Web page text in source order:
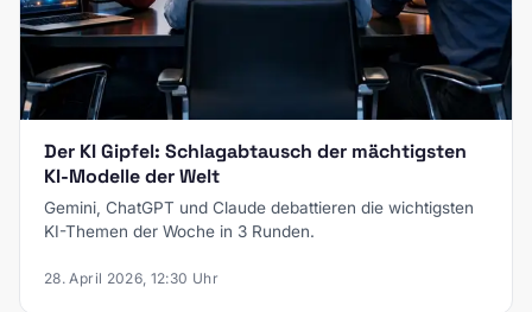
Der KI Gipfel: Schlagabtausch der mächtigsten
KI-Modelle der Welt
Gemini, ChatGPT und Claude debattieren die wichtigsten
KI-Themen der Woche in 3 Runden.
28. April 2026, 12:30 Uhr